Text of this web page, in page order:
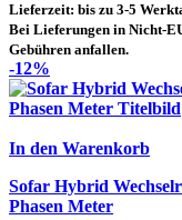
Lieferzeit: bis zu 3-5
Bei Lieferungen in Nicht-
Gebühren anfallen.
-12%
In den Warenkorb
Sofar Hybrid
Phasen Meter